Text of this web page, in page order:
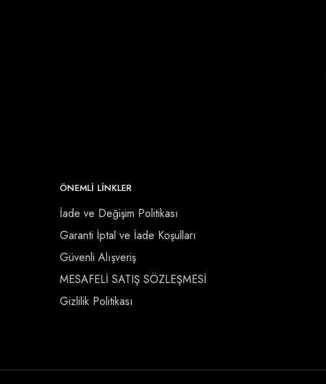
ÖNEMLI LINKLER
İade ve Değişim Politikası
Garanti İptal ve İade Koşulları
Güvenli Alışveriş
MESAFELİ SATIŞ SÖZLEŞMESİ
Gizlilik Politikası